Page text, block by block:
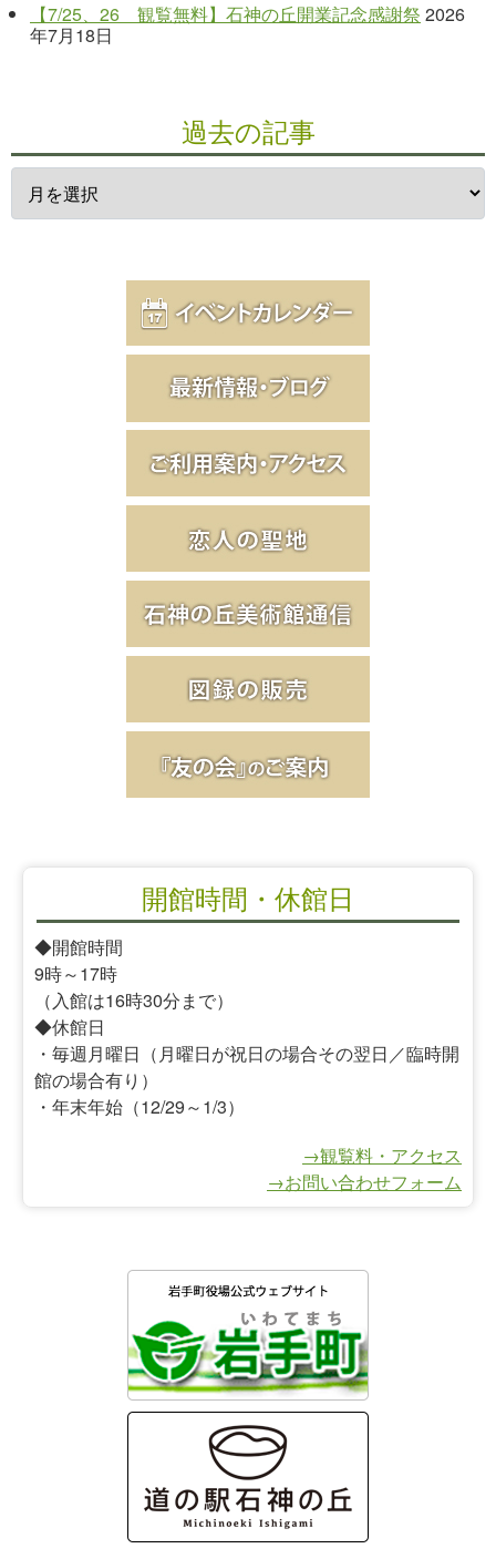
【7/25、26 観覧無料】石神の丘開業記念感謝祭 2026
年7月18日
過去の記事
開館時間・休館日
◆開館時間
9時～17時
（入館は16時30分まで）
◆休館日
・毎週月曜日（月曜日が祝日の場合その翌日／臨時開
館の場合有り）
・年末年始（12/29～1/3）
→観覧料・アクセス
→お問い合わせフォーム